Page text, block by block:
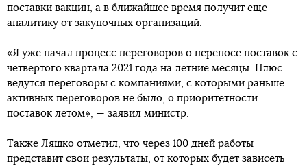
поставки вакцин, а в ближайшее время получит еще
аналитику от закупочных организаций.
«Я уже начал процесс переговоров о переносе поставок с
четвертого квартала 2021 года на летние месяцы. Плюс
ведутся переговоры с компаниями, с которыми раньше
активных переговоров не было, о приоритетности
поставок летом», — заявил министр.
Также Ляшко отметил, что через 100 дней работы
представит свои результаты, от которых будет зависеть